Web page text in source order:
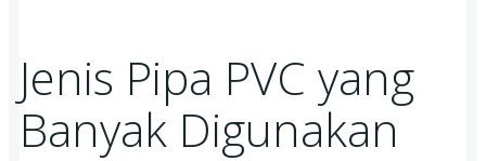
Jenis Pipa PVC yang
Banyak Digunakan